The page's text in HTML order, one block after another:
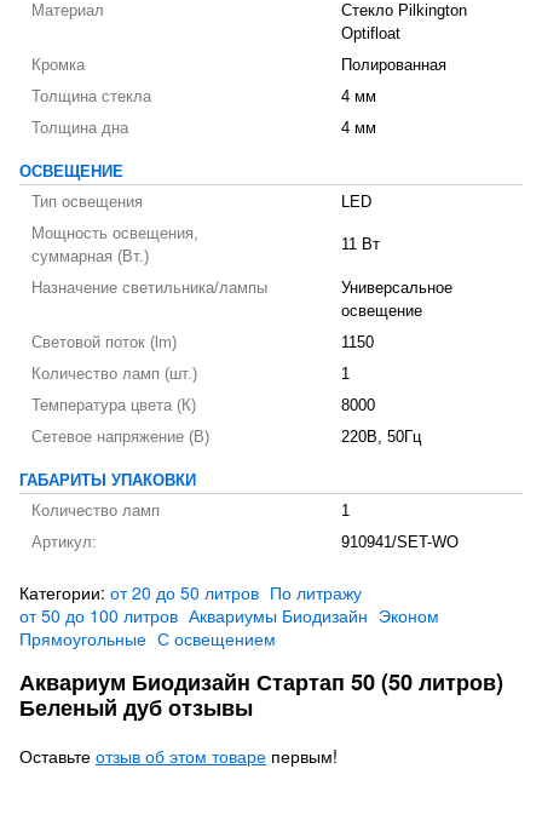
Материал
Стекло Pilkington
Optifloat
Кромка
Полированная
Толщина стекла
4 мм
Толщина дна
4 мм
ОСВЕЩЕНИЕ
Тип освещения
LED
Мощность освещения,
суммарная (Вт.)
11 Вт
Назначение светильника/лампы
Универсальное
освещение
Световой поток (lm)
1150
Количество ламп (шт.)
1
Температура цвета (К)
8000
Сетевое напряжение (В)
220В, 50Гц
ГАБАРИТЫ УПАКОВКИ
Количество ламп
1
Артикул:
910941/SET-WO
Категории: от 20 до 50 литров По литражу
от 50 до 100 литров Аквариумы Биодизайн Эконом
Прямоугольные С освещением
Аквариум Биодизайн Стартап 50 (50 литров)
Беленый дуб отзывы
Оставьте отзыв об этом товаре первым!